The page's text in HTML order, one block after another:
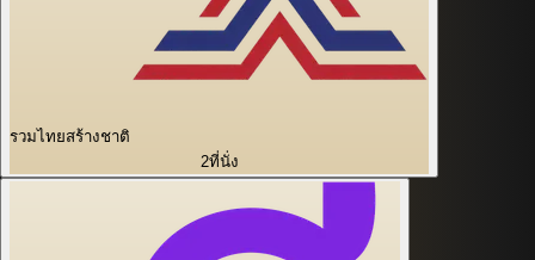
รวมไทยสร้างชาติ
2ที่นั่ง